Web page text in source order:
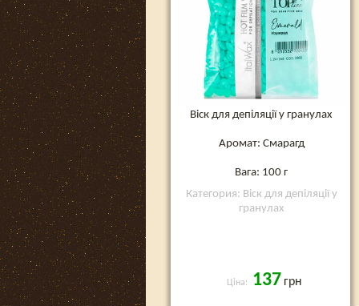
Віск для депіляції у гранулах
Аромат: Смарагд
Вага: 100 г
Категория: Віск для депіляції у
гранулах
Ціна: 137 грн